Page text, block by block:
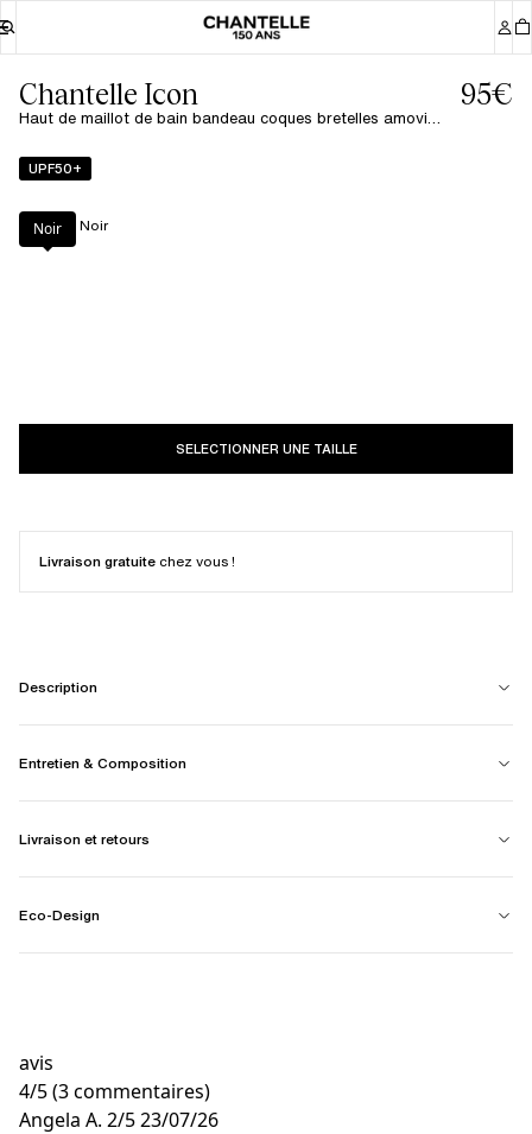
Chantelle Icon
Haut de maillot de bain bandeau coques bretelles amovibles - Noir
95€
UPF50+
Couleur Noir
Noir
SELECTIONNER UNE TAILLE
Livraison gratuite chez vous !
Description
Entretien & Composition
Livraison et retours
Eco-Design
avis
4/5(3 commentaires)
Angela A. 2/523/07/26